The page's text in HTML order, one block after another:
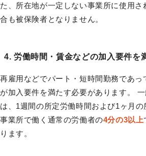
た、所在地が一定しない事業所に使用さ
合も被保険者となりません。
4. 労働時間・賃金などの加入要件を
再雇用などでパート・短時間勤務であっ
が加入要件を満たす必要があります。
は、1週間の所定労働時間および1ヶ月
事業所で働く通常の労働者の4分の3以上
ります。